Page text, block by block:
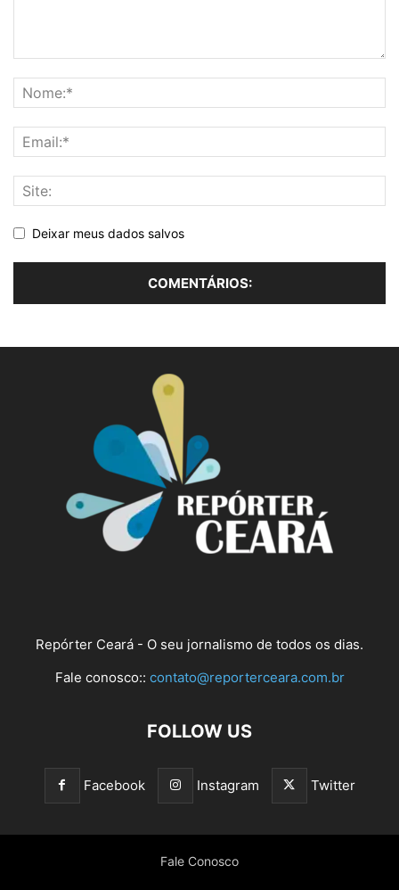
Deixar meus dados salvos
Repórter Ceará - O seu jornalismo de todos os dias.
Fale conosco:: contato@reporterceara.com.br
FOLLOW US
Facebook Instagram Twitter
Fale Conosco